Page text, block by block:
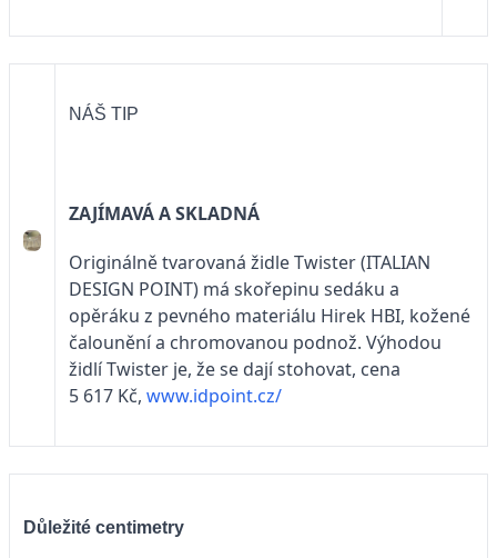
NÁŠ TIP
ZAJÍMAVÁ A SKLADNÁ
Originálně tvarovaná židle Twister (ITALIAN
DESIGN POINT) má skořepinu sedáku a
opěráku z pevného materiálu Hirek HBI, kožené
čalounění a chromovanou podnož. Výhodou
židlí Twister je, že se dají stohovat, cena
5 617 Kč, www.idpoint.cz/
Důležité centimetry